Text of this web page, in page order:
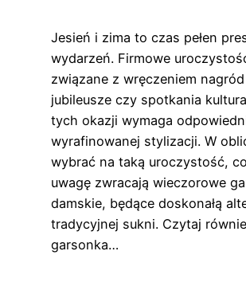
Jesień i zima to czas pełen
wydarzeń. Firmowe
związane z wręczeniem
jubileusze czy spotkania
tych okazji wymaga
wyrafinowanej stylizacji. W
wybrać na taką uroczystość,
uwagę zwracają wieczorowe
damskie, będące doskonałą
tradycyjnej sukni. Czytaj
garsonka…